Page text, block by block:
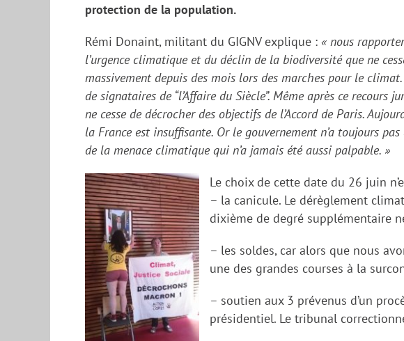
protection de la population.
Rémi Donaint, militant du GIGNVexplique : « nous
l’urgence climatique et du déclin de la biodiversité que ne
massivement depuis des mois lors des marches pour le climat.
de signataires de “l’Affaire du Siècle”. Même après ce
ne cesse de décrocher des objectifs de l’Accord de Paris.
la France est insuffisante. Or le gouvernement n’a toujours pas
de la menace climatique qui n’a jamais été aussi palpable. »
Le choix de cette date du 26 juin
– la canicule. Le dérèglement
dixième de degré supplémentaire
– les soldes, car alors que nous
une des grandes courses à la
– soutien aux 3 prévenus d’un
présidentiel. Le tribunal